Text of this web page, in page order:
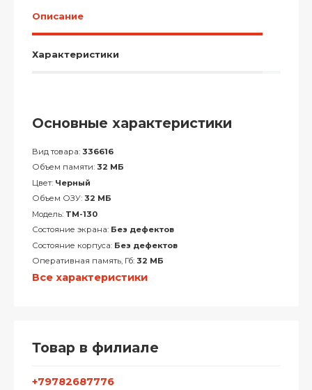
Описание
Характеристики
Основные характеристики
Вид товара: 336616
Объем памяти: 32 МБ
Цвет: Черный
Объем ОЗУ: 32 МБ
Модель: TM-130
Состояние экрана: Без дефектов
Состояние корпуса: Без дефектов
Оперативная память, Гб: 32 МБ
Все характеристики
Товар в филиале
+79782687776